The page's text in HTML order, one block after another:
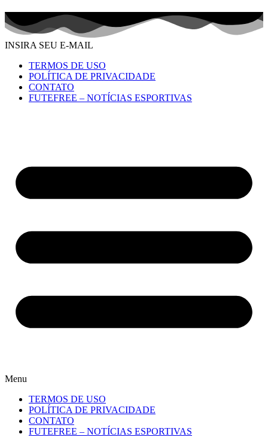
INSIRA SEU E-MAIL
TERMOS DE USO
POLÍTICA DE PRIVACIDADE
CONTATO
FUTEFREE – NOTÍCIAS ESPORTIVAS
Menu
TERMOS DE USO
POLÍTICA DE PRIVACIDADE
CONTATO
FUTEFREE – NOTÍCIAS ESPORTIVAS